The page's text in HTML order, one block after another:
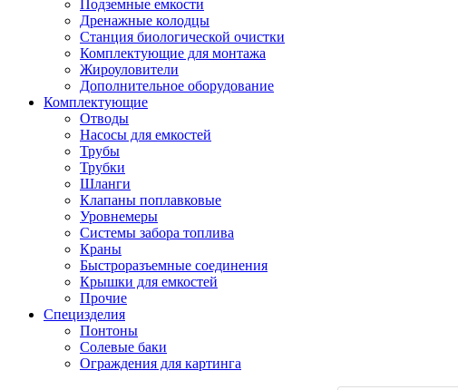
Подземные емкости
Дренажные колодцы
Станция биологической очистки
Комплектующие для монтажа
Жироуловители
Дополнительное оборудование
Комплектующие
Отводы
Насосы для емкостей
Трубы
Трубки
Шланги
Клапаны поплавковые
Уровнемеры
Системы забора топлива
Краны
Быстроразъемные соединения
Крышки для емкостей
Прочие
Специзделия
Понтоны
Солевые баки
Ограждения для картинга